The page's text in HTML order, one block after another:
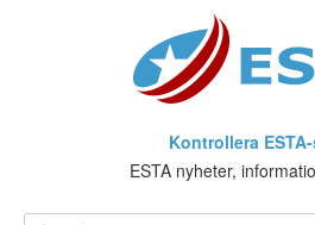
Kontrollera
ESTA nyheter,